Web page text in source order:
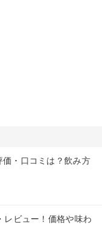
価・口コミは？飲み方
レビュー！価格や味わ